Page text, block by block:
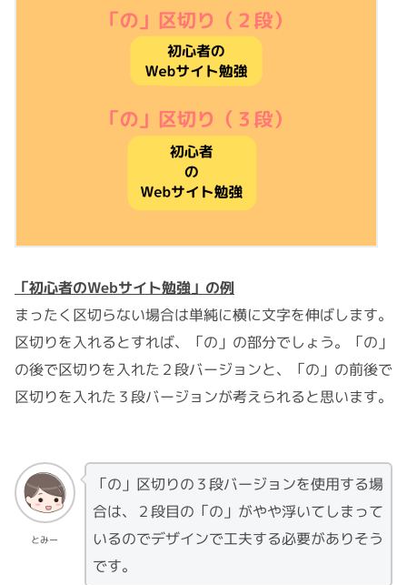
「初心者のWebサイト勉強」の例
まったく区切らない場合は単純に横に文字を伸ばします。
区切りを入れるとすれば、「の」の部分でしょう。「の」
の後で区切りを入れた２段バージョンと、「の」の前後で
区切りを入れた３段バージョンが考えられると思います。
とみー
「の」区切りの３段バージョンを使用する場
合は、２段目の「の」がやや浮いてしまって
いるのでデザインで工夫する必要がありそう
です。